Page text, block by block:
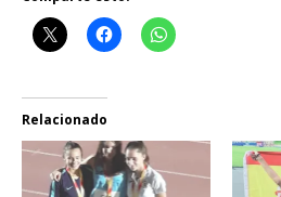
Relacionado